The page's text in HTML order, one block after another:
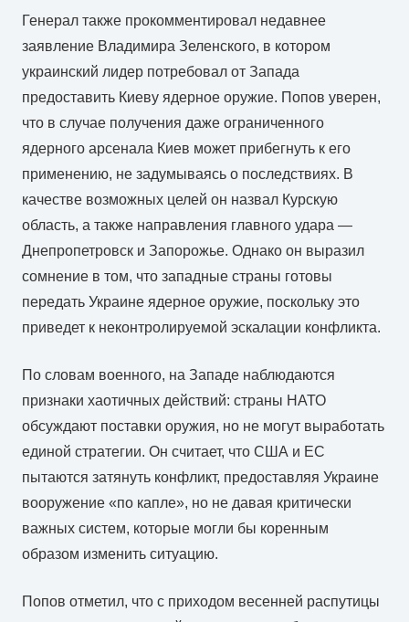
Генерал также прокомментировал недавнее
заявление Владимира Зеленского, в котором
украинский лидер потребовал от Запада
предоставить Киеву ядерное оружие. Попов уверен,
что в случае получения даже ограниченного
ядерного арсенала Киев может прибегнуть к его
применению, не задумываясь о последствиях. В
качестве возможных целей он назвал Курскую
область, а также направления главного удара —
Днепропетровск и Запорожье. Однако он выразил
сомнение в том, что западные страны готовы
передать Украине ядерное оружие, поскольку это
приведет к неконтролируемой эскалации конфликта.
По словам военного, на Западе наблюдаются
признаки хаотичных действий: страны НАТО
обсуждают поставки оружия, но не могут выработать
единой стратегии. Он считает, что США и ЕС
пытаются затянуть конфликт, предоставляя Украине
вооружение «по капле», но не давая критически
важных систем, которые могли бы коренным
образом изменить ситуацию.
Попов отметил, что с приходом весенней распутицы